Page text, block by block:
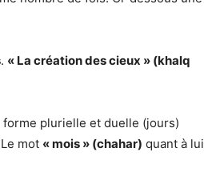
. « La création des cieux » (khalq
plurielle et duelle (jours)
mot « mois » (chahar) quant à lui